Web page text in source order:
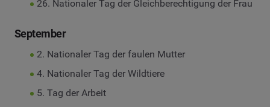
26. Nationaler Tag der Gleichberechtigung der Frau
September
2. Nationaler Tag der faulen Mutter
4. Nationaler Tag der Wildtiere
5. Tag der Arbeit